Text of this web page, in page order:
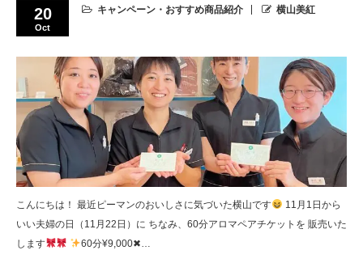
20
Oct
キャンペーン・おすすめ商品紹介 横山美紅
こんにちは！ 最近ピーマンのおいしさに気づいた横山です
11月1日から
いい夫婦の日（11月22日）に ちなみ、60分アロマペアチケットを 販売いた
します
60分¥9,000✖…